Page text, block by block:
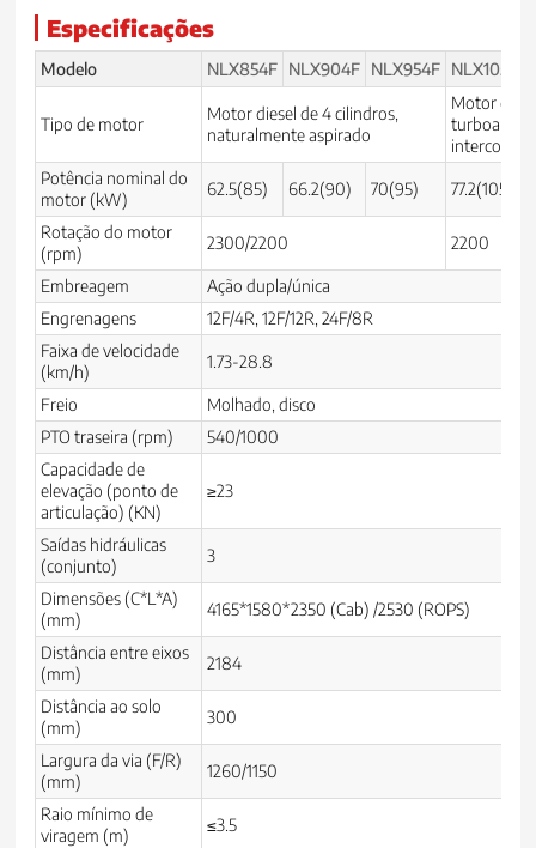
Especificações
Modelo NLX854F NLX904F NLX954F NLX1054F
Tipo de motor
Motor diesel de 4 cilindros,
naturalmente aspirado
Motor
intercooler
Potência nominal do
motor (kW)
62.5(85) 66.2(90) 70(95) 77.2(105)
Rotação do motor
(rpm)
2300/2200 2200
Embreagem
Ação dupla/única
Engrenagens
12F/4R, 12F/12R, 24F/8R
Faixa de velocidade
(km/h)
1.73-28.8
Freio
Molhado, disco
PTO traseira (rpm)
540/1000
Capacidade de
elevação (ponto de
articulação) (KN)
≥23
Saídas hidráulicas
(conjunto)
3
Dimensões (C*L*A)
(mm)
4165*1580*2350 (Cab) /2530 (ROPS)
Distância entre eixos
(mm)
2184
Distância ao solo
(mm)
300
Largura da via (F/R)
(mm)
1260/1150
Raio mínimo de
viragem (m)
≤3.5